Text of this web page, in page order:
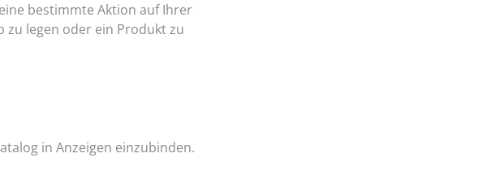
bestimmte Aktion auf Ihrer
zu legen oder ein Produkt zu
in Anzeigen einzubinden.